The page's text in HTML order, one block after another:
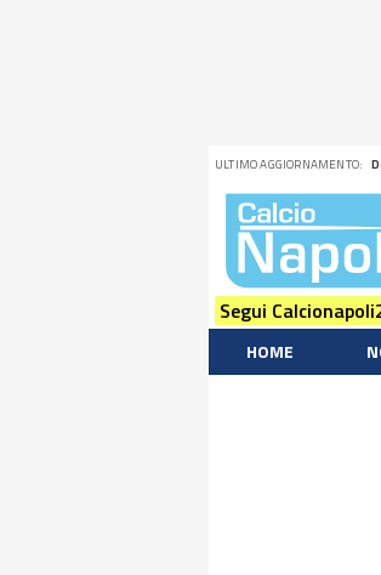
ULTIMO AGGIORNAMENTO:
Segui
HOME